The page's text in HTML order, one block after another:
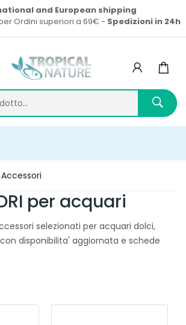
and European shipping
Ordini superiori a 69€ - Spedizioni in 24h
Home Prodotti
per acquari
selezionati per acquari dolci,
disponibilita' aggiornata e schede